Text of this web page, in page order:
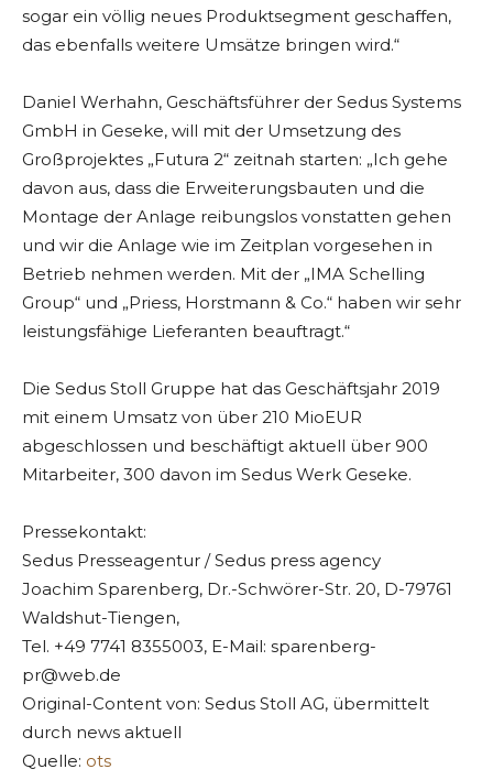
sogar ein völlig neues Produktsegment geschaffen,
das ebenfalls weitere Umsätze bringen wird.“
Daniel Werhahn, Geschäftsführer der Sedus Systems
GmbH in Geseke, will mit der Umsetzung des
Großprojektes „Futura 2“ zeitnah starten: „Ich gehe
davon aus, dass die Erweiterungsbauten und die
Montage der Anlage reibungslos vonstatten gehen
und wir die Anlage wie im Zeitplan vorgesehen in
Betrieb nehmen werden. Mit der „IMA Schelling
Group“ und „Priess, Horstmann & Co.“ haben wir sehr
leistungsfähige Lieferanten beauftragt.“
Die Sedus Stoll Gruppe hat das Geschäftsjahr 2019
mit einem Umsatz von über 210 MioEUR
abgeschlossen und beschäftigt aktuell über 900
Mitarbeiter, 300 davon im Sedus Werk Geseke.
Pressekontakt:
Sedus Presseagentur / Sedus press agency
Joachim Sparenberg, Dr.-Schwörer-Str. 20, D-79761
Waldshut-Tiengen,
Tel. +49 7741 8355003, E-Mail: sparenberg-
pr@web.de
Original-Content von: Sedus Stoll AG, übermittelt
durch news aktuell
Quelle: ots